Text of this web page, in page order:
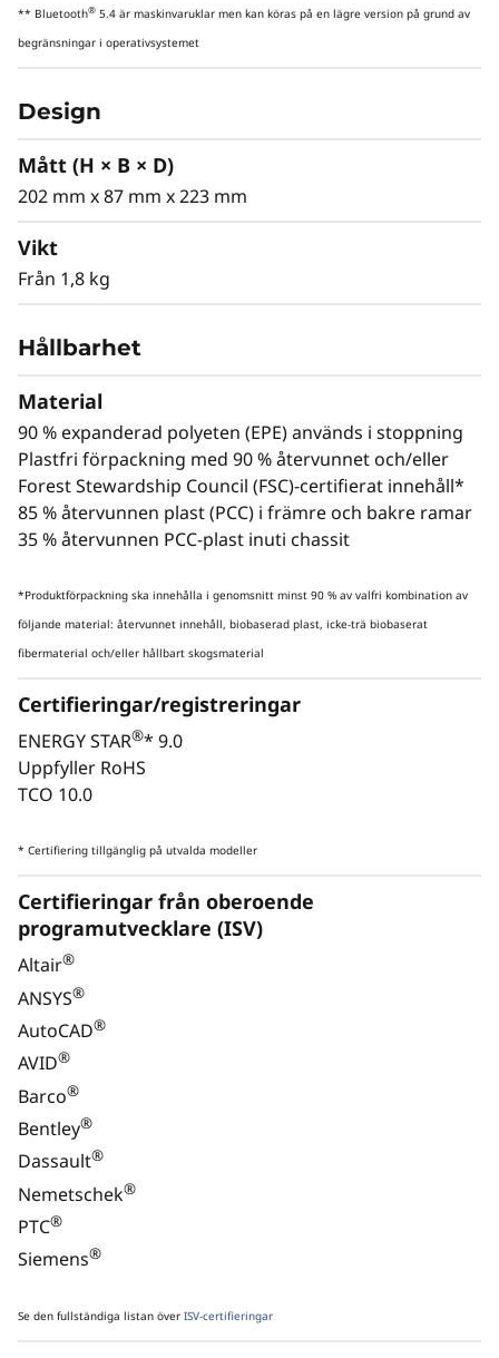
Skärm, tangentbord och mus är tillval och säljs separat.
Upplev AI-förbättrad
produktivitet,
ThinkStation P3 Ultra SFF Gen 2 kombinerar en
SFF Ada Generation-grafik för oöverträffad AI-
bearbetning – totalt upp till 335 TOPS av AI-
kraft med CPU och GPU. Hantera allt från
djupinlärningsmodeller till analys i realtid utan
att offra utrymme eller energieffektivitet.
ULTIMAT MÅNGSIDIGHET
** Bluetooth® 5.4 är maskinvaruklar men kan köras på en lägre version på grund av
begränsningar i operativsystemet
Design
Mått (H × B × D)
202 mm x 87 mm x 223 mm
Vikt
Från 1,8 kg
Hållbarhet
Material
90 % expanderad polyeten (EPE) används i stoppning
Plastfri förpackning med 90 % återvunnet och/eller
Forest Stewardship Council (FSC)-certifierat innehåll*
85 % återvunnen plast (PCC) i främre och bakre ramar
35 % återvunnen PCC-plast inuti chassit
*Produktförpackning ska innehålla i genomsnitt minst 90 % av valfri kombination av
följande material: återvunnet innehåll, biobaserad plast, icke-trä biobaserat
fibermaterial och/eller hållbart skogsmaterial
Certifieringar/registreringar
ENERGY STAR®* 9.0
Uppfyller RoHS
TCO 10.0
* Certifiering tillgänglig på utvalda modeller
Certifieringar från oberoende
programutvecklare (ISV)
Altair®
ANSYS®
AutoCAD®
AVID®
Barco®
Bentley®
Dassault®
Nemetschek®
PTC®
Siemens®
Se den fullständiga listan över ISV-certifieringar